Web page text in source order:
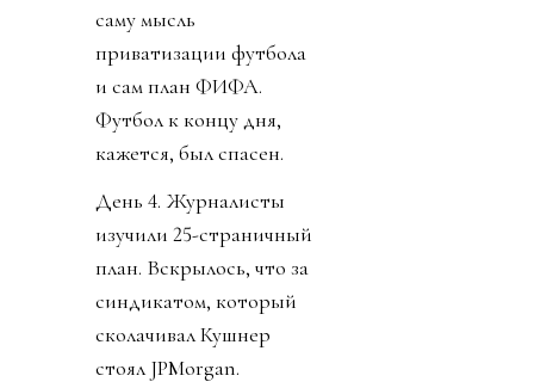
саму мысль
приватизации футбола
и сам план ФИФА.
Футбол к концу дня,
кажется, был спасен.
День 4. Журналисты
изучили 25-страничный
план. Вскрылось, что за
синдикатом, который
сколачивал Кушнер
стоял JPMorgan.